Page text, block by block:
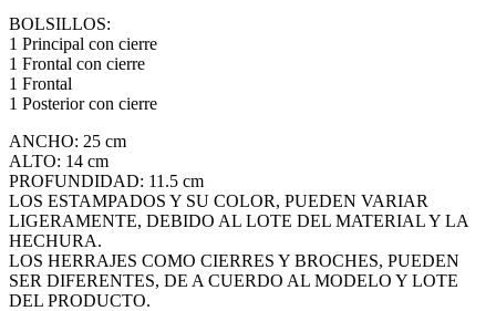
BOLSILLOS:
1 Principal con cierre
1 Frontal con cierre
1 Frontal
1 Posterior con cierre
ANCHO: 25 cm
ALTO: 14 cm
PROFUNDIDAD: 11.5 cm
LOS ESTAMPADOS Y SU COLOR, PUEDEN VARIAR
LIGERAMENTE, DEBIDO AL LOTE DEL MATERIAL Y LA
HECHURA.
LOS HERRAJES COMO CIERRES Y BROCHES, PUEDEN
SER DIFERENTES, DE A CUERDO AL MODELO Y LOTE
DEL PRODUCTO.